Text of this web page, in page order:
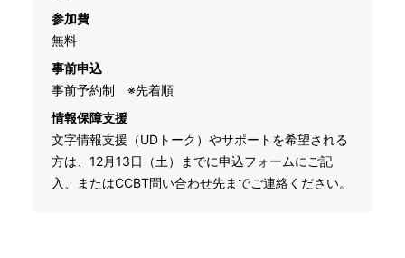
参加費
無料
事前申込
事前予約制 ※先着順
情報保障支援
文字情報支援（UDトーク）やサポートを希望される
方は、12月13日（土）までに申込フォームにご記
入、またはCCBT問い合わせ先までご連絡ください。